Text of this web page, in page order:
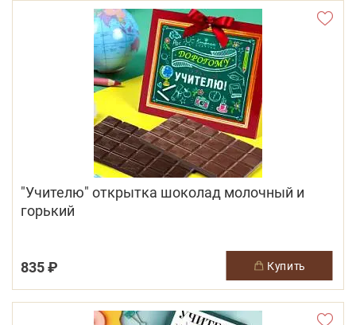
"Учителю" открытка шоколад молочный и
горький
835 ₽ купить